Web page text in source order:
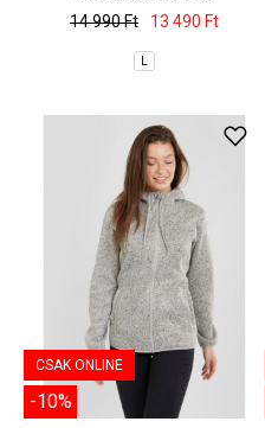
14 990 Ft
13 490 Ft
L
CSAK ONLINE
-10%